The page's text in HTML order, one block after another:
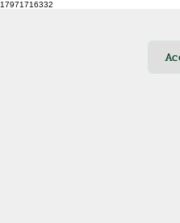
17971716332